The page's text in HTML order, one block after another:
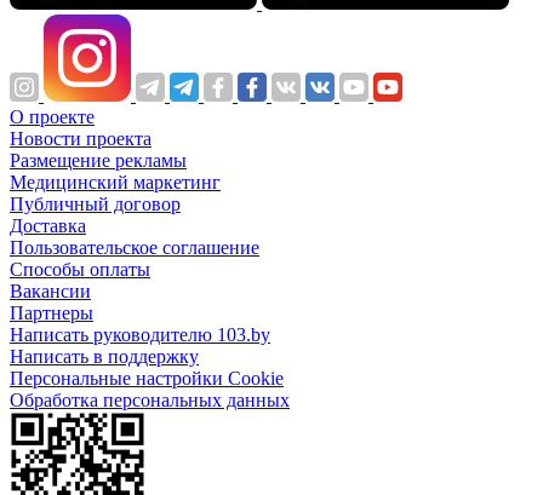
О проекте
Новости проекта
Размещение рекламы
Медицинский маркетинг
Публичный договор
Доставка
Пользовательское соглашение
Способы оплаты
Вакансии
Партнеры
Написать руководителю 103.by
Написать в поддержку
Персональные настройки Cookie
Обработка персональных данных